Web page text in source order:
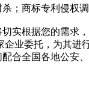
；商标专利侵权调
实根据您的需求
业委托，为其进
合全国各地公安